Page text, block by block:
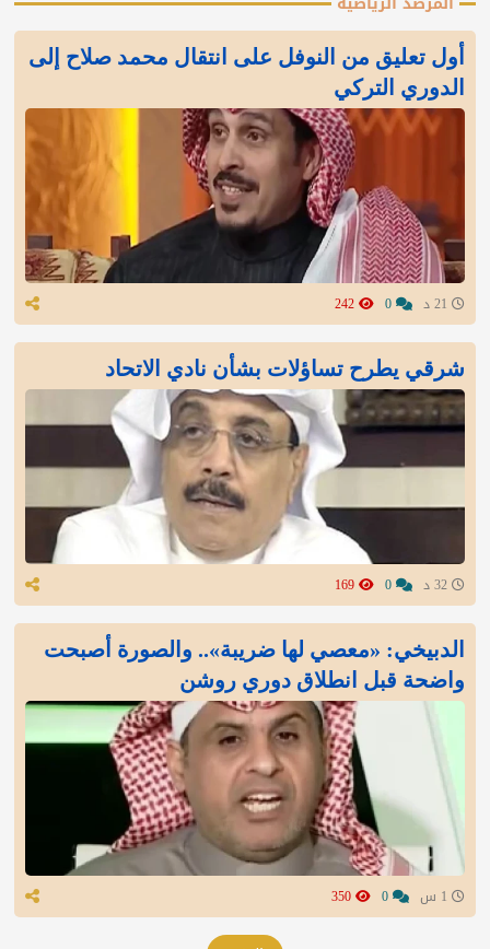
أول تعليق من النوفل على انتقال محمد صلاح إلى
الدوري التركي
شرقي يطرح تساؤلات بشأن نادي الاتحاد
الدبيخي: «معصي لها ضريبة».. والصورة أصبحت
واضحة قبل انطلاق دوري روشن